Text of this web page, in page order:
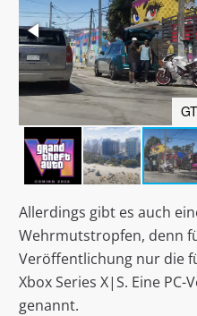
Allerdings gibt es auch
Wehrmutstropfen, denn
Veröffentlichung nur die
Xbox Series X|S. Eine
genannt.